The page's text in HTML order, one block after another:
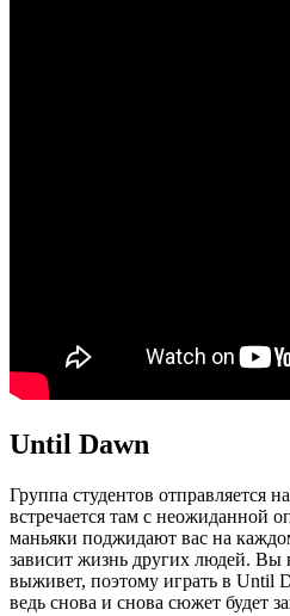
Until Dawn
Группа студентов отправляется
встречается там с неожиданной
маньяки поджидают вас на
зависит жизнь других людей. Вы
выживет, поэтому играть в Until
ведь снова и снова сюжет будет